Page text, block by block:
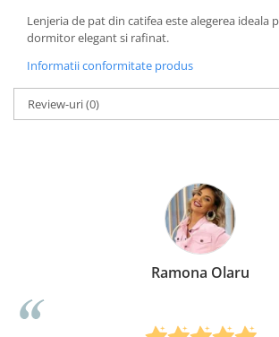
Lenjeria de pat din catifea este alegerea ideala
dormitor elegant si rafinat.
Informatii conformitate produs
Review-uri(0)
Ramona Olaru